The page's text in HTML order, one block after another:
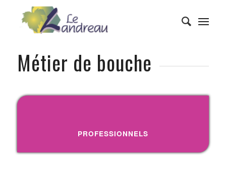
Métier de bouche
PROFESSIONNELS